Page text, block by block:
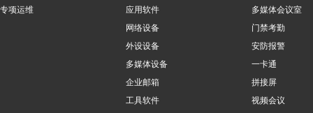
专项运维
应用软件
网络设备
外设设备
多媒体设备
企业邮箱
工具软件
多媒体会议室
门禁考勤
安防报警
一卡通
拼接屏
视频会议